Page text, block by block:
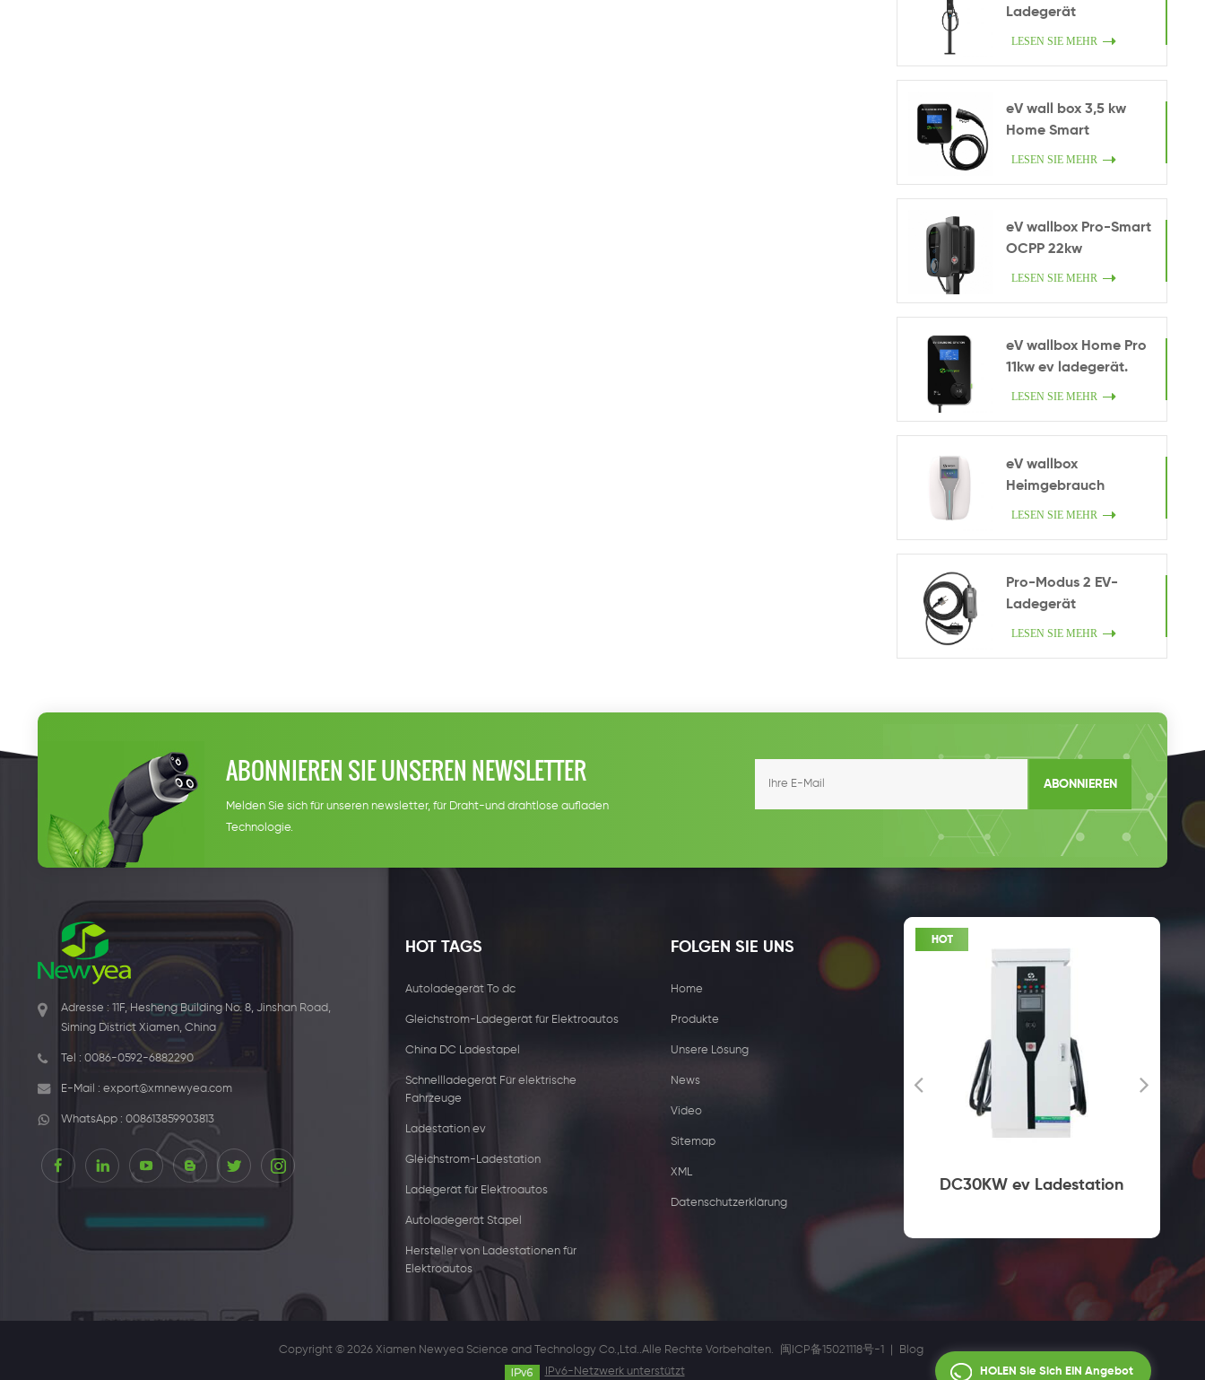
Ladegerät
LESEN SIE MEHR
eV wall box 3,5 kw
Home Smart
Ladegerät.
LESEN SIE MEHR
eV wallbox Pro-Smart
OCPP 22kw
LESEN SIE MEHR
eV wallbox Home Pro
11kw ev ladegerät.
LESEN SIE MEHR
eV wallbox
Heimgebrauch
LESEN SIE MEHR
Pro-Modus 2 EV-
Ladegerät
LESEN SIE MEHR
ABONNIEREN SIE UNSEREN NEWSLETTER
Melden Sie sich für unseren newsletter, für Draht-und drahtlose aufladen
Technologie.
ABONNIEREN
Adresse : 11F, Hesheng Building No. 8, Jinshan Road,
Siming District Xiamen, China
Tel : 0086-0592-6882290
E-Mail : export@xmnewyea.com
WhatsApp : 008613859903813
HOT TAGS
Autoladegerät To dc
Gleichstrom-Ladegerät für Elektroautos
China DC Ladestapel
Schnellladegerät Für elektrische
Fahrzeuge
Ladestation ev
Gleichstrom-Ladestation
Ladegerät für Elektroautos
Autoladegerät Stapel
Hersteller von Ladestationen für
Elektroautos
FOLGEN SIE UNS
Home
Produkte
Unsere Lösung
News
Video
Sitemap
XML
Datenschutzerklärung
15W kabelloser
Ladegerät mit zwei Typ2
DC30KW ev Ladestation
Copyright © 2026 Xiamen Newyea Science and Technology Co.,Ltd..Alle Rechte Vorbehalten. 闽ICP备15021118号-1
Blog
IPv6-Netzwerk unterstützt
HOLEN Sie Sich EIN Angebot